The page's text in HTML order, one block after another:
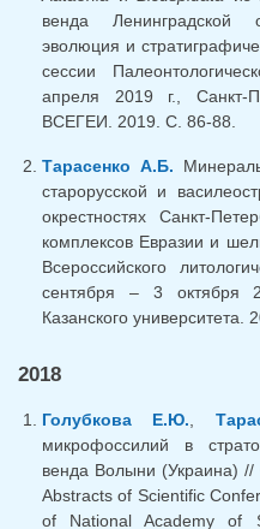
венда Ленинградской
эволюция и
сессии
апреля 2019 г., Санкт-
ВСЕГЕИ. 2019. С. 86-88.
Тарасенко А.Б.
старорусской и
окрестностях Санкт-
комплексов Евразии и
Всероссийского
сентября – 3 октября
Казанского университета.
2018
Голубкова Е.Ю.
микрофоссилий в
венда Волыни (Украина) //
Abstracts of Scientific
of National Academy of